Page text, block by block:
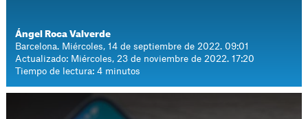
Ángel Roca Valverde
Barcelona. Miércoles, 14 de septiembre de 2022. 09:01
Actualizado: Miércoles, 23 de noviembre de 2022. 17:20
Tiempo de lectura: 4 minutos